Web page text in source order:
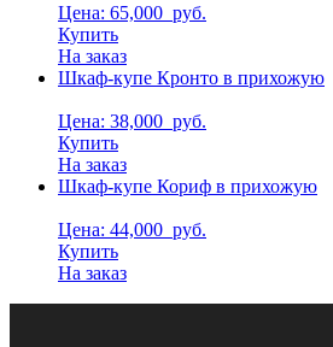
Цена: 65,000 руб.
Купить
На заказ
Шкаф-купе Кронто в прихожую
Цена: 38,000 руб.
Купить
На заказ
Шкаф-купе Кориф в прихожую
Цена: 44,000 руб.
Купить
На заказ